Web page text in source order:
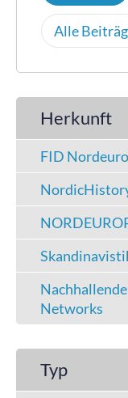
Alle
Herkunft
FID
Networks
Typ